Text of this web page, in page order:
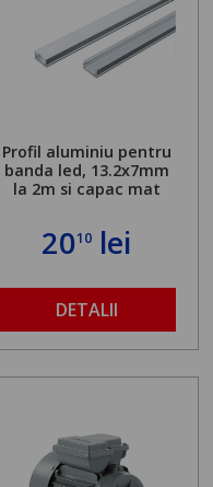
Profil aluminiu pentru
banda led, 13.2x7mm
la 2m si capac mat
2010 lei
DETALII